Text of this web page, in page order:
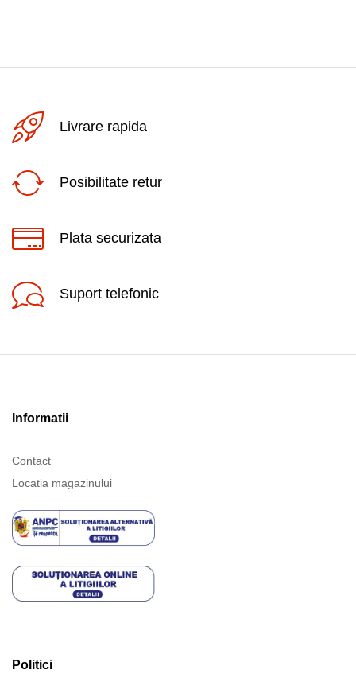
Livrare rapida
Posibilitate retur
Plata securizata
Suport telefonic
Informatii
Contact
Locatia magazinului
Politici